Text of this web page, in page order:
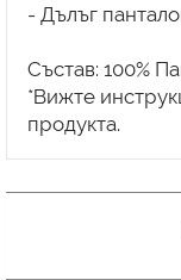
- Дълъг
Състав: 100%
*Вижте